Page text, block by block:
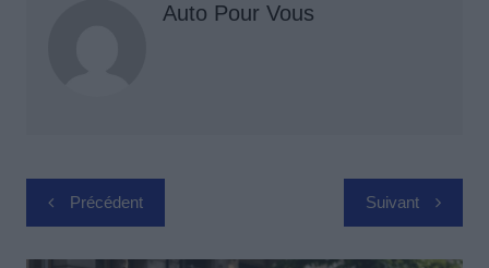
Auto Pour Vous
Navigation
de
Précédent Suivant